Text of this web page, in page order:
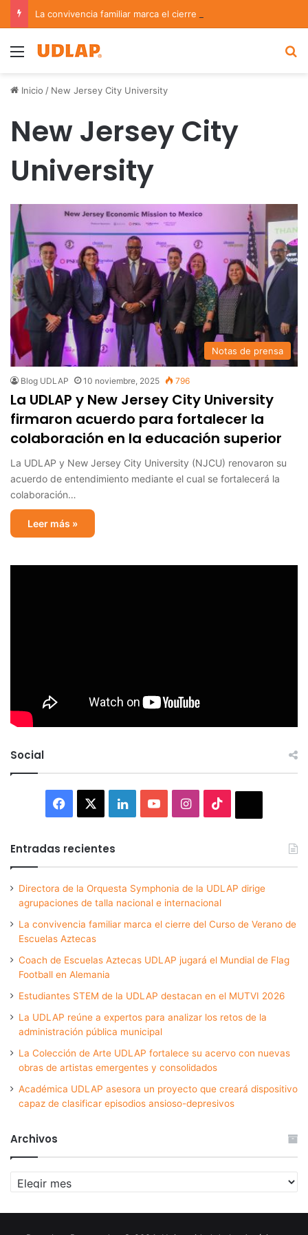
Menu
Inicio / New Jersey City University
New Jersey City
University
Notas de prensa
Blog UDLAP 10 noviembre, 2025 796
La UDLAP y New Jersey City University
firmaron acuerdo para fortalecer la
colaboración en la educación superior
La UDLAP y New Jersey City University (NJCU) renovaron su
acuerdo de entendimiento mediante el cual se fortalecerá la
colaboración…
Leer más »
Social
Facebook LinkedInYouTubeInstagram
Entradas recientes
Directora de la Orquesta Symphonia de la UDLAP dirige
agrupaciones de talla nacional e internacional
La convivencia familiar marca el cierre del Curso de Verano de
Escuelas Aztecas
Coach de Escuelas Aztecas UDLAP jugará el Mundial de Flag
Football en Alemania
Estudiantes STEM de la UDLAP destacan en el MUTVI 2026
La UDLAP reúne a expertos para analizar los retos de la
administración pública municipal
La Colección de Arte UDLAP fortalece su acervo con nuevas
obras de artistas emergentes y consolidados
Académica UDLAP asesora un proyecto que creará dispositivo
capaz de clasificar episodios ansioso-depresivos
Archivos
Archivos